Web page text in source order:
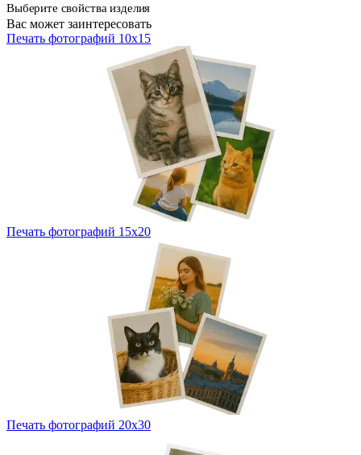
Выберите свойства изделия
Вас может заинтересовать
Печать фотографий 10х15
Печать фотографий 15х20
Печать фотографий 20х30